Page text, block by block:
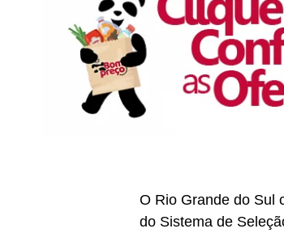
O Rio Grande do Sul
do Sistema de